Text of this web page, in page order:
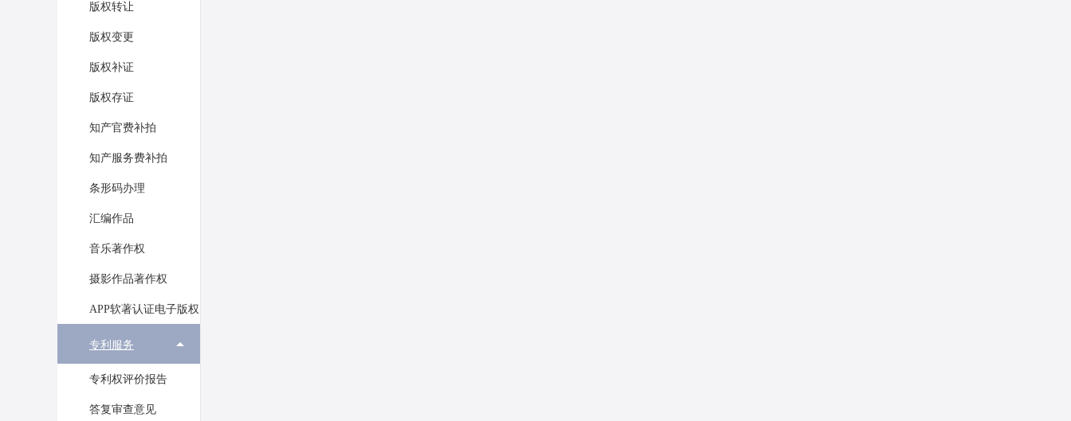
版权转让
版权变更
版权补证
版权存证
知产官费补拍
知产服务费补拍
条形码办理
汇编作品
音乐著作权
摄影作品著作权
APP软著认证电子版权
专利服务
专利权评价报告
答复审查意见